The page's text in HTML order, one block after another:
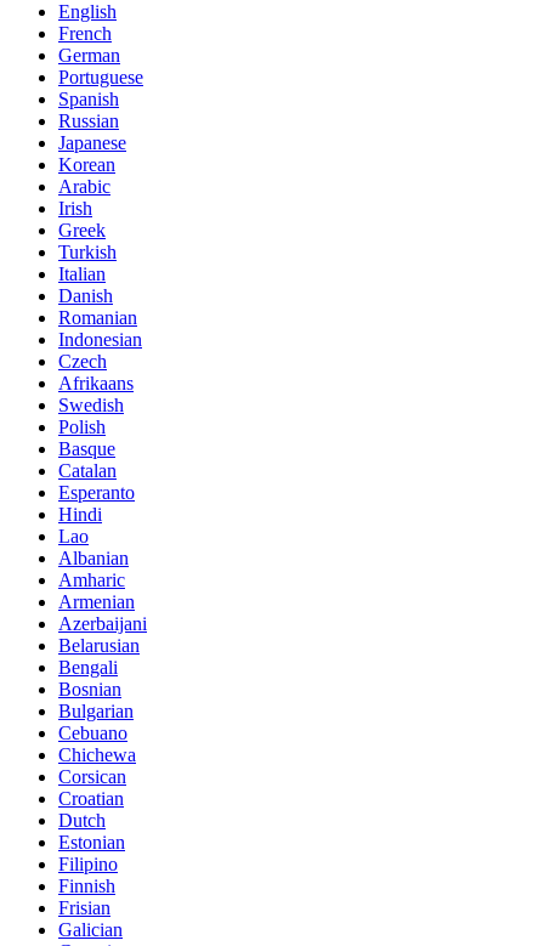
English
French
German
Portuguese
Spanish
Russian
Japanese
Korean
Arabic
Irish
Greek
Turkish
Italian
Danish
Romanian
Indonesian
Czech
Afrikaans
Swedish
Polish
Basque
Catalan
Esperanto
Hindi
Lao
Albanian
Amharic
Armenian
Azerbaijani
Belarusian
Bengali
Bosnian
Bulgarian
Cebuano
Chichewa
Corsican
Croatian
Dutch
Estonian
Filipino
Finnish
Frisian
Galician